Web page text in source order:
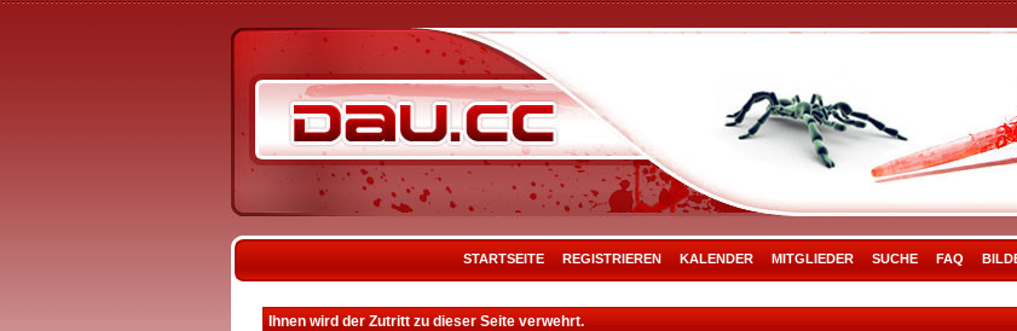
STARTSEITE REGISTRIEREN KALENDER MITGLIEDER SUCHE FAQ
Ihnen wird der Zutritt zu dieser Seite verwehrt.